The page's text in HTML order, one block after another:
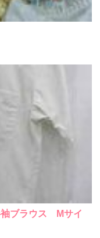
ブラウス Mサイ